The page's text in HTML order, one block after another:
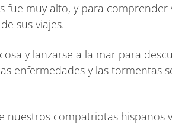
fue muy alto, y para
sus viajes.
y lanzarse a la mar para
enfermedades y las tormentas
compatriotas hispanos